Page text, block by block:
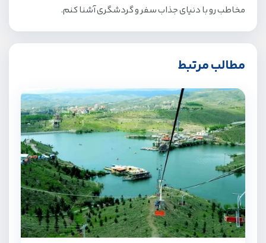
مخاطب رو با دنیای جذاب سفر و گردشگری آشنا کنم.
مطالب مرتبط